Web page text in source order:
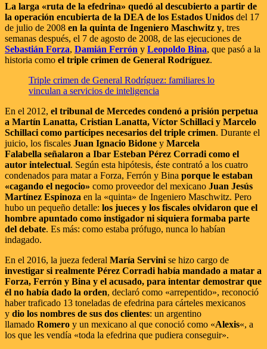
La larga «ruta de la efedrina» quedó al descubierto a partir de
la operación encubierta de la DEA de los Estados Unidos del 17
de julio de 2008 en la quinta de Ingeniero Maschwitz y, tres
semanas después, el 7 de agosto de 2008, de las ejecuciones de
Sebastián Forza, Damián Ferrón y Leopoldo Bina, que pasó a la
historia como el triple crimen de General Rodríguez.
Triple crimen de General Rodríguez: familiares lo
vinculan a servicios de inteligencia
En el 2012, el tribunal de Mercedes condenó a prisión perpetua
a Martín Lanatta, Cristian Lanatta, Víctor Schillaci y Marcelo
Schillaci como partícipes necesarios del triple crimen. Durante el
juicio, los fiscales Juan Ignacio Bidone y Marcela
Falabella señalaron a Ibar Esteban Pérez Corradi como el
autor intelectual. Según esta hipótesis, éste contrató a los cuatro
condenados para matar a Forza, Ferrón y Bina porque le estaban
«cagando el negocio» como proveedor del mexicano Juan Jesús
Martínez Espinoza en la «quinta» de Ingeniero Maschwitz. Pero
hubo un pequeño detalle: los jueces y los fiscales olvidaron que el
hombre apuntado como instigador ni siquiera formaba parte
del debate. Es más: como estaba prófugo, nunca lo habían
indagado.
En el 2016, la jueza federal María Servini se hizo cargo de
investigar si realmente Pérez Corradi había mandado a matar a
Forza, Ferrón y Bina y el acusado, para intentar demostrar que
él no había dado la orden, declaró como «arrepentido», reconoció
haber traficado 13 toneladas de efedrina para cárteles mexicanos
y dio los nombres de sus dos clientes: un argentino
llamado Romero y un mexicano al que conoció como «Alexis«, a
los que les vendía «toda la efedrina que pudiera conseguir».